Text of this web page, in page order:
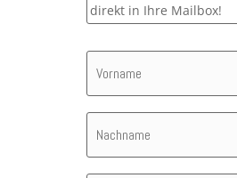
direkt in Ihre Mailbox!